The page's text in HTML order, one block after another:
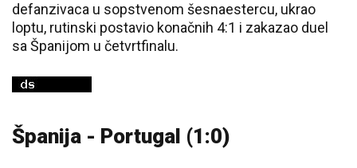
defanzivaca u sopstvenom šesnaestercu, ukrao
loptu, rutinski postavio konačnih 4:1 i zakazao duel
sa Španijom u četvrtfinalu.
Španija - Portugal (1:0)